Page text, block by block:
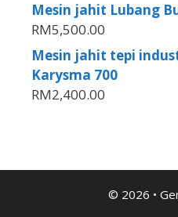
Mesin jahit Lubang
RM5,500.00
Mesin jahit tepi
Karysma 700
RM2,400.00
© 2026 •